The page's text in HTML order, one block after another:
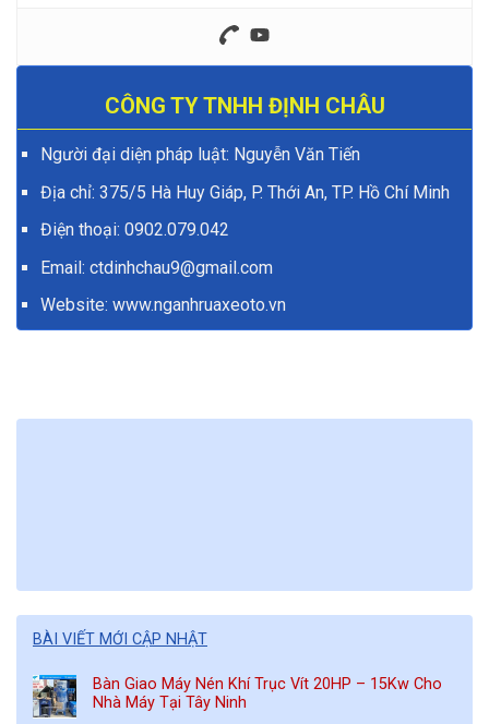
CÔNG TY TNHH ĐỊNH CHÂU
Người đại diện pháp luật: Nguyễn Văn Tiến
Địa chỉ: 375/5 Hà Huy Giáp, P. Thới An, TP. Hồ Chí Minh
Điện thoại: 0902.079.042
Email: ctdinhchau9@gmail.com
Website: www.nganhruaxeoto.vn
BÀI VIẾT MỚI CẬP NHẬT
Bàn Giao Máy Nén Khí Trục Vít 20HP – 15Kw Cho
Nhà Máy Tại Tây Ninh